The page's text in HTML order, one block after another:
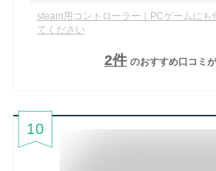
steam用コントローラー｜PCゲームにも
てください
2件 のおすすめ口コミ
10